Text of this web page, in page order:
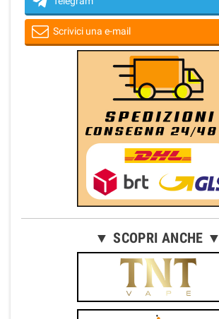
Scrivici una e-mail
▼ SCOPRI ANCHE ▼